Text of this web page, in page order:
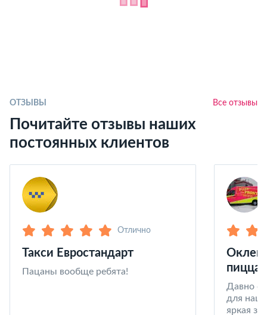
ОТЗЫВЫ Все отзывы
Почитайте отзывы наших
постоянных клиентов
Отлично
Такси Евростандарт
Пацаны вообще ребята!
пицца
Давно
для
яркая